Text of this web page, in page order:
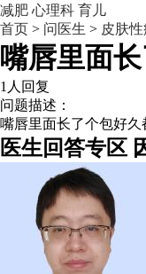
减肥 心理科 育儿
首页 > 问医生 > 皮肤
嘴唇里面
1人回复
问题描述：
嘴唇里面长了个包好久
医生回答专区